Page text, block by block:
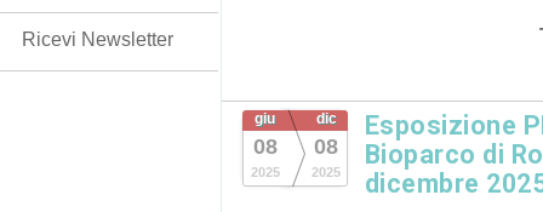
giu
08
2025
dic
08
2025
Esposizione
Bioparco di
dicembre
Ricevi Newsletter